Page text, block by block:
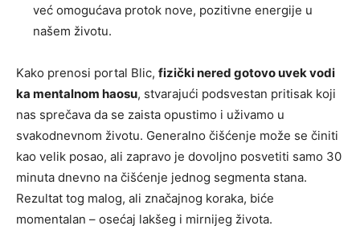
već omogućava protok nove, pozitivne energije u
našem životu.
Kako prenosi portal Blic, fizički nered gotovo uvek vodi
ka mentalnom haosu, stvarajući podsvestan pritisak koji
nas sprečava da se zaista opustimo i uživamo u
svakodnevnom životu. Generalno čišćenje može se činiti
kao velik posao, ali zapravo je dovoljno posvetiti samo 30
minuta dnevno na čišćenje jednog segmenta stana.
Rezultat tog malog, ali značajnog koraka, biće
momentalan – osećaj lakšeg i mirnijeg života.